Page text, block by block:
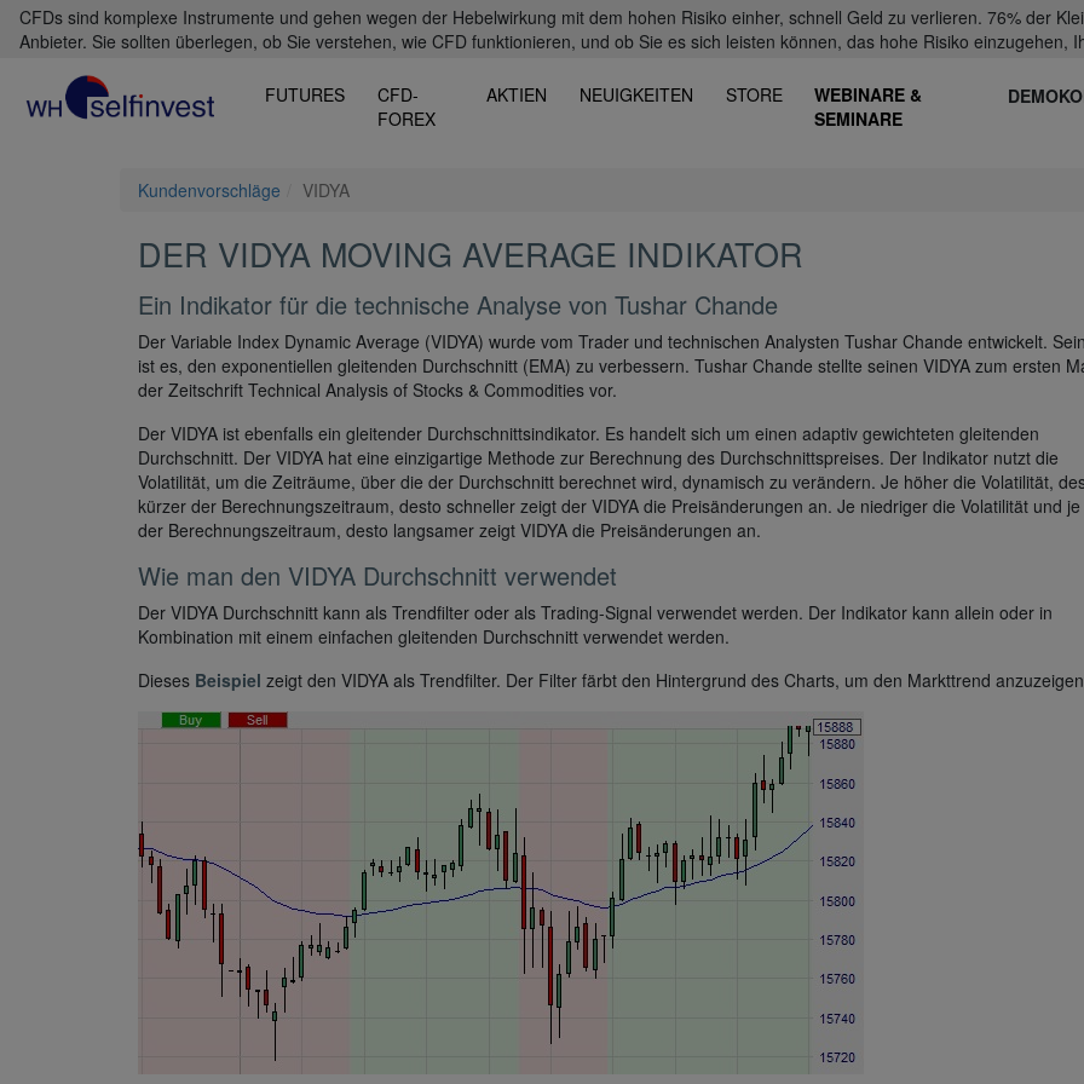
CFDs sind komplexe Instrumente und gehen wegen der Hebelwirkung mit dem hohen Risiko einher, schnell Geld zu verlieren. 76% der
Anbieter. Sie sollten überlegen, ob Sie verstehen, wie CFD funktionieren, und ob Sie es sich leisten können, das hohe Risiko einzugehen,
FUTURES
CFD-
FOREX
AKTIEN NEUIGKEITEN STORE
WEBINARE &
SEMINARE
Kundenvorschläge VIDYA
DER VIDYA MOVING AVERAGE INDIKATOR
Ein Indikator für die technische Analyse von Tushar Chande
Der Variable Index Dynamic Average (VIDYA) wurde vom Trader und technischen Analysten Tushar Chande entwickelt.
ist es, den exponentiellen gleitenden Durchschnitt (EMA) zu verbessern. Tushar Chande stellte seinen VIDYA zum ersten
der Zeitschrift Technical Analysis of Stocks & Commodities vor.
Der VIDYA ist ebenfalls ein gleitender Durchschnittsindikator. Es handelt sich um einen adaptiv gewichteten gleitenden
Durchschnitt. Der VIDYA hat eine einzigartige Methode zur Berechnung des Durchschnittspreises. Der Indikator nutzt die
Volatilität, um die Zeiträume, über die der Durchschnitt berechnet wird, dynamisch zu verändern. Je höher die Volatilität,
kürzer der Berechnungszeitraum, desto schneller zeigt der VIDYA die Preisänderungen an. Je niedriger die Volatilität und
der Berechnungszeitraum, desto langsamer zeigt VIDYA die Preisänderungen an.
Wie man den VIDYA Durchschnitt verwendet
Der VIDYA Durchschnitt kann als Trendfilter oder als Trading-Signal verwendet werden. Der Indikator kann allein oder in
Kombination mit einem einfachen gleitenden Durchschnitt verwendet werden.
Dieses Beispiel zeigt den VIDYA als Trendfilter. Der Filter färbt den Hintergrund des Charts, um den Markttrend